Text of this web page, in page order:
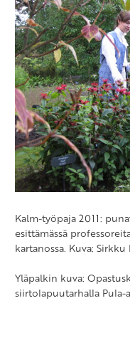
Kalm-työpaja 2011:
esittämässä
kartanossa. Kuva: Sirkku
Yläpalkin kuva:
siirtolapuutarhalla Pula-